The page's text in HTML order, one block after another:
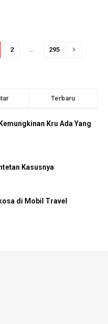
2 … 295
Terbaru
Kru Ada Yang
Kasusnya
di Mobil Travel